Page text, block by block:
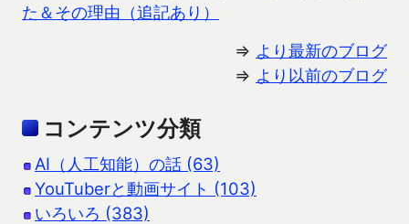
た＆その理由（追記あり）
⇒ より最新のブログ
⇒ より以前のブログ
コンテンツ分類
AI（人工知能）の話 (63)
YouTuberと動画サイト (103)
いろいろ (383)